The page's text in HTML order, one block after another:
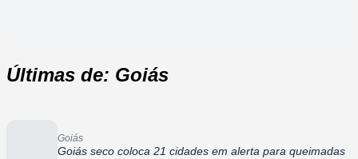
Últimas de: Goiás
Goiás
Goiás seco coloca 21 cidades em alerta para queimadas